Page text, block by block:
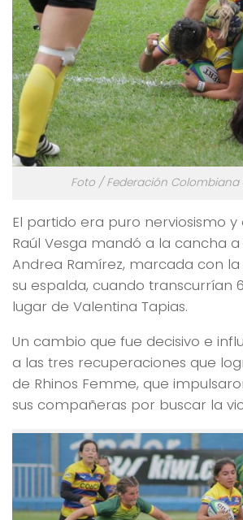
Foto / Federación Colombiana
El partido era puro nerviosismo
Raúl Vesga mandó a la cancha
Andrea Ramírez, marcada con la
su espalda, cuando transcurrían
lugar de Valentina Tapias.
Un cambio que fue decisivo e
a las tres recuperaciones que
de Rhinos Femme, que
sus compañeras por buscar la